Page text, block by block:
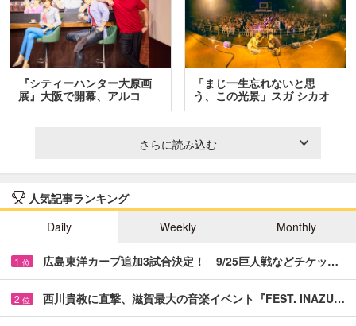
『シティーハンター大原画
展』大阪で開幕、アルコ
＆…
「まじ一生忘れないと思
う、この光景」スガ シカオ
と…
さらに読み込む
人気記事ランキング
Daily
Weekly Monthly
1 位 広島東洋カープ追加3試合決定！ 9/25巨人戦などチケッ…
2 位 西川貴教に直撃、滋賀最大の音楽イベント『FEST. INAZU…